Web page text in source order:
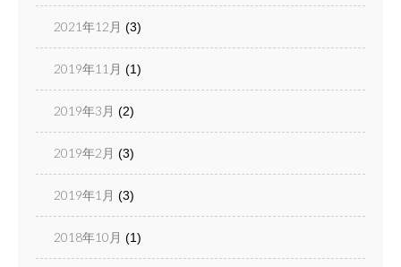
2021年12月 (3)
2019年11月 (1)
2019年3月 (2)
2019年2月 (3)
2019年1月 (3)
2018年10月 (1)